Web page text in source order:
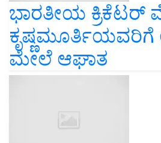
ಭಾರತೀಯ ಕ್ರಿಕೆಟರ್
ಮೇಲೆ ಆಘಾತ